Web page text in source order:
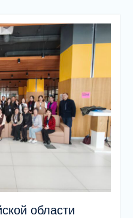
области